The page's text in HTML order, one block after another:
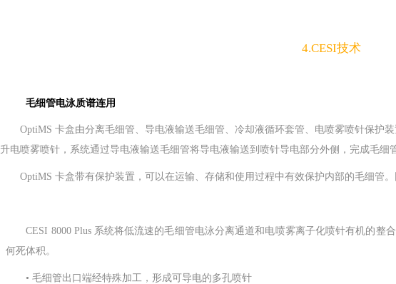
4.CESI技术
毛细管电泳质谱连用
OptiMS 卡盒由分离毛细管、导电液输送毛细管、冷却液循环套管、电喷雾喷针保护
升电喷雾喷针，系统通过导电液输送毛细管将导电液输送到喷针导电部分外侧，完成毛细
OptiMS 卡盒带有保护装置，可以在运输、存储和使用过程中有效保护内部的毛细管
CESI 8000 Plus 系统将低流速的毛细管电泳分离通道和电喷雾离子化喷针有机的整
何死体积。
• 毛细管出口端经特殊加工，形成可导电的多孔喷针